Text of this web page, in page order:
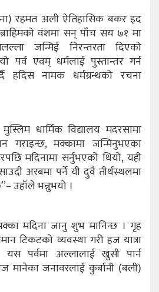
रहमत अली ऐतिहासिक बकर इद
वंशमा सन् पाँच सय ७१ मा
जन्मिई निरन्तरता दिएको
एवम् धर्मलाई पुस्तान्तर गर्न
हदिस नामक धर्मग्रन्थको रचना
धार्मिक विद्यालय मदरसामा
गराइन्छ, मक्कामा जन्मिनुभएका
मदिनामा सर्नुभएको थियो, यही
अरबमा पर्ने यी दुवै तीर्थस्थलमा
उहाँले भन्नुभयो ।
मदिना जानु शुभ मानिन्छ । गृह
टिकटको व्यवस्था गरी हज यात्रा
पर्वमा अल्लालाई खुसी पार्न
जनावरलाई कुर्बानी (बली)